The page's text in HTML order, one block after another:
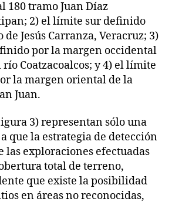
180 tramo Juan Díaz
2) el límite sur definido
Jesús Carranza, Veracruz; 3)
por la margen occidental
Coatzacoalcos; y 4) el límite
la margen oriental de la
Juan.
3) representan sólo una
que la estrategia de detección
las exploraciones efectuadas
total de terreno,
que existe la posibilidad
en áreas no reconocidas,